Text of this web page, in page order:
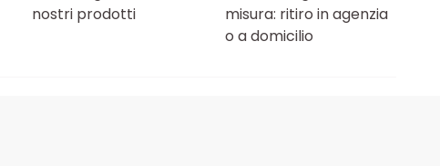
nostri prodotti
misura: ritiro in agenzia
o a domicilio